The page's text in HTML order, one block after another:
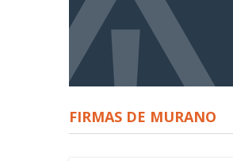
FIRMAS DE MURANO